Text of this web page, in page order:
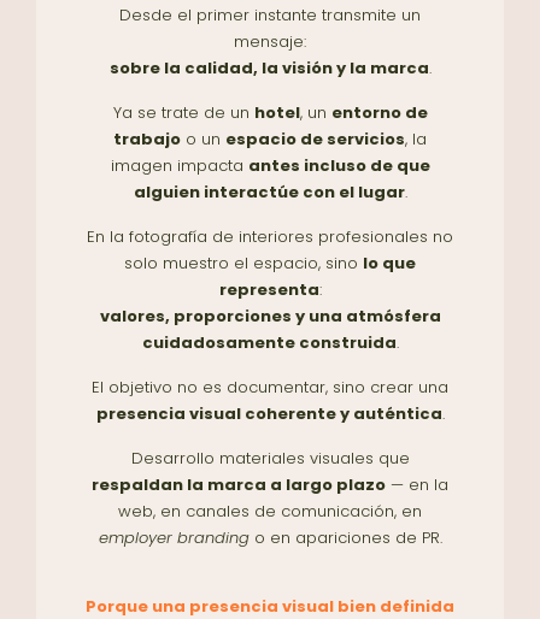
Desde el primer instante transmite un
mensaje:
sobre la calidad, la visión y la marca.
Ya se trate de un hotel, un entorno de
trabajo o un espacio de servicios, la
imagen impacta antes incluso de que
alguien interactúe con el lugar.
En la fotografía de interiores profesionales no
solo muestro el espacio, sino lo que
representa:
valores, proporciones y una atmósfera
cuidadosamente construida.
El objetivo no es documentar, sino crear una
presencia visual coherente y auténtica.
Desarrollo materiales visuales que
respaldan la marca a largo plazo — en la
web, en canales de comunicación, en
employer brandingo en apariciones de PR.
Porque una presencia visual bien definida